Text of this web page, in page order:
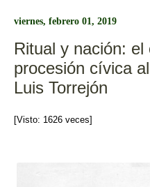
b
o
k
ar
tir
viernes, febrero 01, 2019
Ritual y nación: el
procesión cívica
Luis Torrejón
[Visto: 1626 veces]